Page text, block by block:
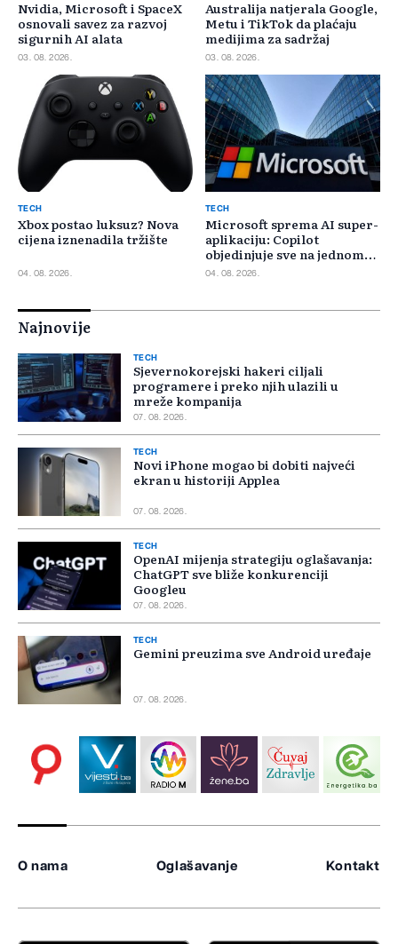
Nvidia, Microsoft i SpaceX
osnovali savez za razvoj
sigurnih AI alata
03. 08. 2026.
Australija natjerala Google,
Metu i TikTok da plaćaju
medijima za sadržaj
03. 08. 2026.
TECH
Xbox postao luksuz? Nova
cijena iznenadila tržište
04. 08. 2026.
TECH
Microsoft sprema AI super-
aplikaciju: Copilot
objedinjuje sve na jednom
mjestu
04. 08. 2026.
Najnovije
TECH
Sjevernokorejski hakeri ciljali
programere i preko njih ulazili u
mreže kompanija
07. 08. 2026.
TECH
Novi iPhone mogao bi dobiti najveći
ekran u historiji Applea
07. 08. 2026.
TECH
OpenAI mijenja strategiju oglašavanja:
ChatGPT sve bliže konkurenciji
Googleu
07. 08. 2026.
TECH
Gemini preuzima sve Android uređaje
07. 08. 2026.
O nama Oglašavanje Kontakt